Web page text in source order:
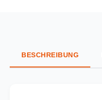
BESCHREIBUNG